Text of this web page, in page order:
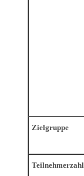
Zielgruppe
Teilnehmerzahl